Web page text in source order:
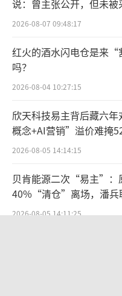
松动。
一位拼多多
为国内互联网产品
一。在他看来，该
但这些成本多
行业运营员工认为
两个平台的商
多、次品率高，很
说：曾主张公开，但未被
2026-08-07 09:48:17
红火的酒水闪电仓是来
吗？
2026-08-04 10:27:15
欣天科技易主背后藏六
概念+AI营销”溢价难掩
验
2026-08-05 14:14:15
贝肯能源二次“易主”：
40%“清仓”离场，潘兵
宏科百世拟入主
2026-08-05 14:11:25